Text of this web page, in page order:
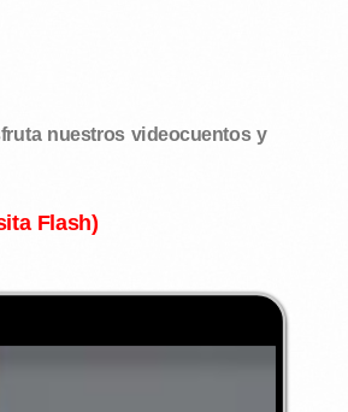
nuestros videocuentos y
Flash)